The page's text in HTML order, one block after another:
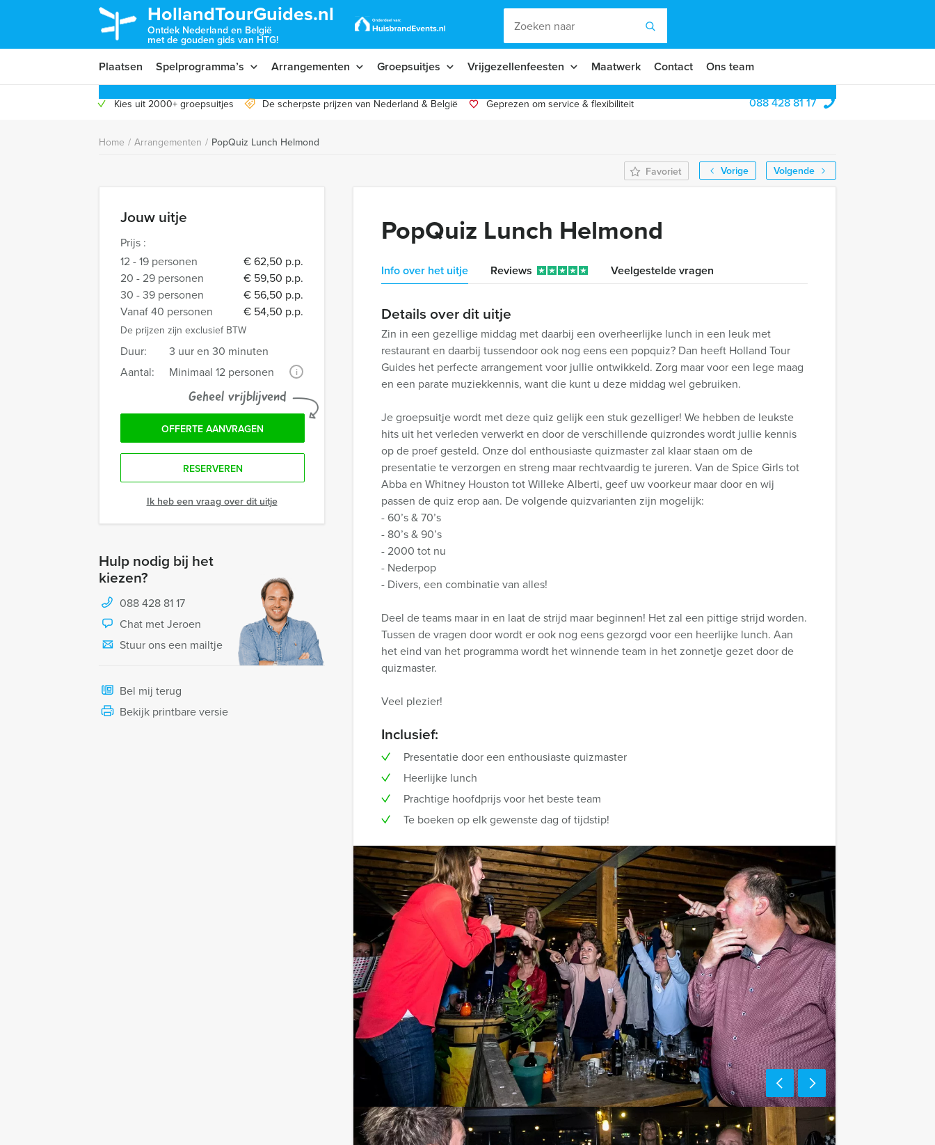
HollandTourGuides.nl
Ontdek Nederland en België
met de gouden gids van HTG!
Plaatsen Spelprogramma’s Arrangementen Groepsuitjes Vrijgezellenfeesten Maatwerk Contact Ons team
Kies uit 2000+ groepsuitjes De scherpste prijzen van Nederland & België Geprezen om service & flexibiliteit 088 428 81 17
Home / Arrangementen / PopQuiz Lunch Helmond
Vorige Volgende
Favoriet
Jouw uitje
Prijs :
12 - 19 personen
€ 62,50 p.p.
20 - 29 personen
€ 59,50 p.p.
30 - 39 personen
€ 56,50 p.p.
Vanaf 40 personen
€ 54,50 p.p.
De prijzen zijn exclusief BTW
Duur:
3 uur en 30 minuten
Aantal:
Minimaal 12 personen i
Geheel vrijblijvend
OFFERTE AANVRAGEN
RESERVEREN
Ik heb een vraag over dit uitje
Hulp nodig bij het
kiezen?
088 428 81 17
Chat met Jeroen
Stuur ons een mailtje
Bel mij terug
Bekijk printbare versie
PopQuiz Lunch Helmond
Info over het uitje Reviews Veelgestelde vragen
Details over dit uitje
Zin in een gezellige middag met daarbij een overheerlijke lunch in een leuk met
restaurant en daarbij tussendoor ook nog eens een popquiz? Dan heeft Holland Tour
Guides het perfecte arrangement voor jullie ontwikkeld. Zorg maar voor een lege maag
en een parate muziekkennis, want die kunt u deze middag wel gebruiken.
Je groepsuitje wordt met deze quiz gelijk een stuk gezelliger! We hebben de leukste
hits uit het verleden verwerkt en door de verschillende quizrondes wordt jullie kennis
op de proef gesteld. Onze dol enthousiaste quizmaster zal klaar staan om de
presentatie te verzorgen en streng maar rechtvaardig te jureren. Van de Spice Girls tot
Abba en Whitney Houston tot Willeke Alberti, geef uw voorkeur maar door en wij
passen de quiz erop aan. De volgende quizvarianten zijn mogelijk:
- 60’s & 70’s
- 80’s & 90’s
- 2000 tot nu
- Nederpop
- Divers, een combinatie van alles!
Deel de teams maar in en laat de strijd maar beginnen! Het zal een pittige strijd worden.
Tussen de vragen door wordt er ook nog eens gezorgd voor een heerlijke lunch. Aan
het eind van het programma wordt het winnende team in het zonnetje gezet door de
quizmaster.
Veel plezier!
Inclusief:
Presentatie door een enthousiaste quizmaster
Heerlijke lunch
Prachtige hoofdprijs voor het beste team
Te boeken op elk gewenste dag of tijdstip!